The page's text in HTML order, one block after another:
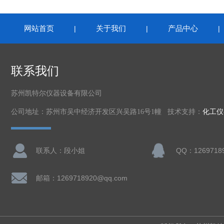
网站首页 | 关于我们 | 产品中心 |
联系我们
苏州凯特尔仪器设备有限公司
公司地址：苏州市吴中经济开发区兴吴路16号1幢 技术支持： 化工仪
联系人：段小姐 QQ：
邮箱：1269718920@qq.com